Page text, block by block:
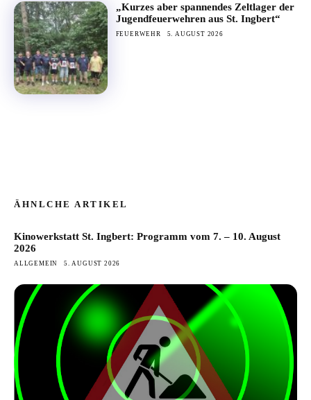
„Kurzes aber spannendes Zeltlager der
Jugendfeuerwehren aus St. Ingbert“
FEUERWEHR 5. AUGUST 2026
ÄHNLCHE ARTIKEL
Kinowerkstatt St. Ingbert: Programm vom 7. – 10. August
2026
ALLGEMEIN 5. AUGUST 2026